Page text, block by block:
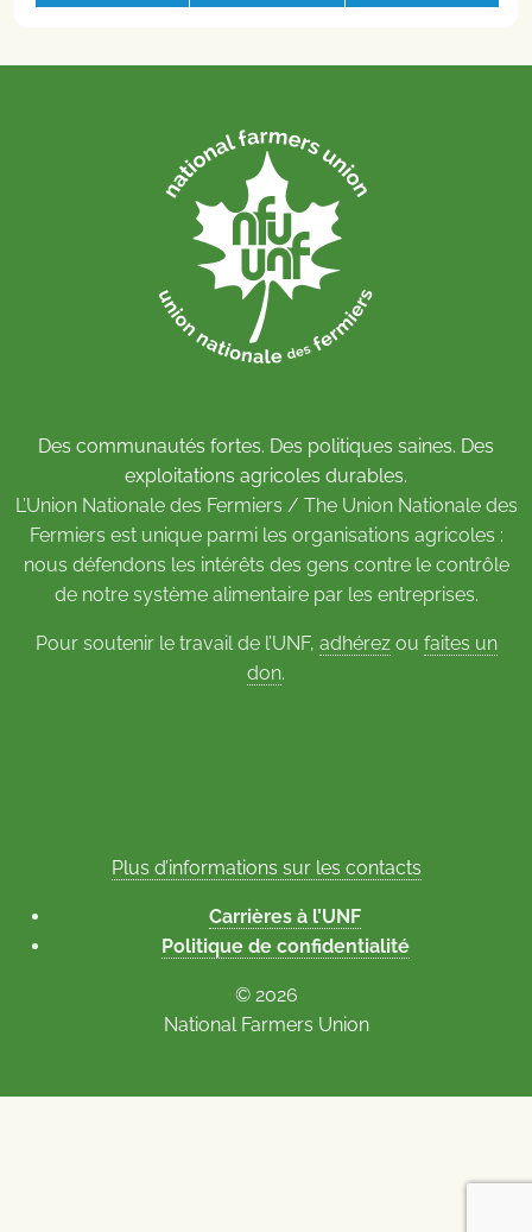
Des communautés fortes. Des politiques saines. Des
exploitations agricoles durables.
L’Union Nationale des Fermiers / The Union Nationale des
Fermiers est unique parmi les organisations agricoles :
nous défendons les intérêts des gens contre le contrôle
de notre système alimentaire par les entreprises.
Pour soutenir le travail de l’UNF, adhérezou faites un
don.
Plus d’informations sur les contacts
Carrières à l’UNF
Politique de confidentialité
© 2026
National Farmers Union